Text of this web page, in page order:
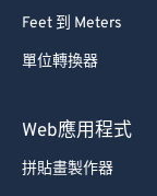
Feet 到 Meters
單位轉換器
Web應用程式
拼貼畫製作器